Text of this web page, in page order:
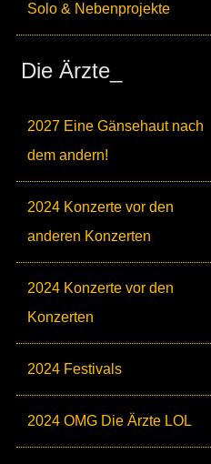
Solo & Nebenprojekte
Die Ärzte_
2027 Eine Gänsehaut nach
dem andern!
2024 Konzerte vor den
anderen Konzerten
2024 Konzerte vor den
Konzerten
2024 Festivals
2024 OMG Die Ärzte LOL